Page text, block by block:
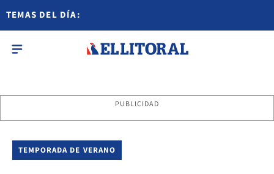
TEMAS DEL DÍA:
PUBLICIDAD
TEMPORADA DE VERANO